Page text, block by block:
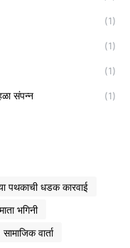
(1)
(1)
(1)
संपन्न (1)
पथकाची धडक कारवाई
भगिनी
वार्ता